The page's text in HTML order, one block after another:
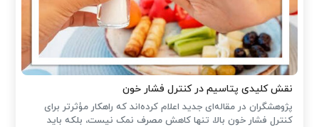
نقش کلیدی پتاسیم در کنترل فشار خون
پژوهشگران در مقاله‌ای جدید اعلام کرده‌اند که راهکار مؤثرتر برای
کنترل فشار خون بالا، تنها کاهش مصرف نمک نیست، بلکه باید